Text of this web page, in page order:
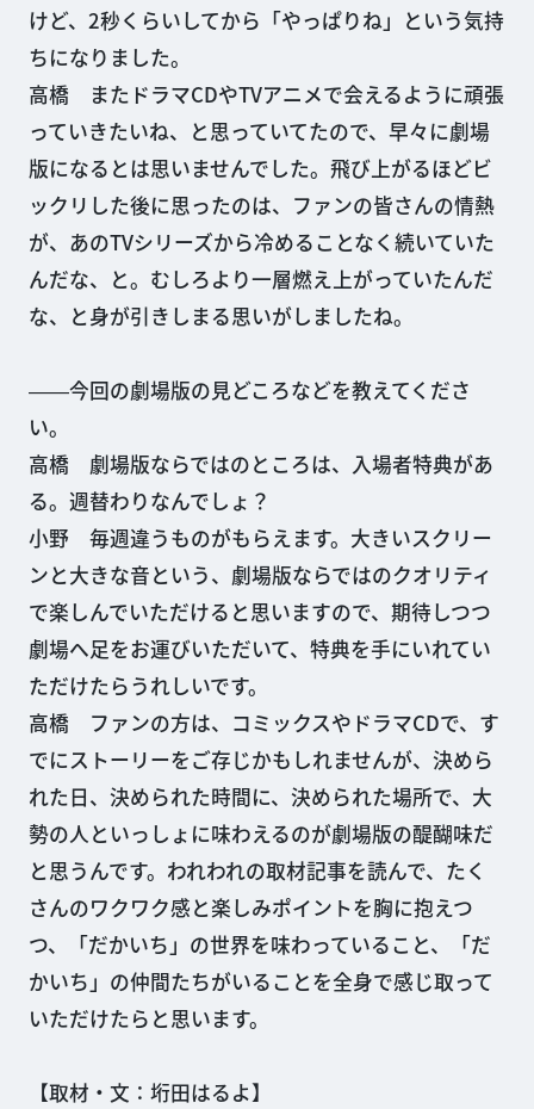
けど、2秒くらいしてから「やっぱりね」という気持
ちになりました。
高橋 またドラマCDやTVアニメで会えるように頑張
っていきたいね、と思っていてたので、早々に劇場
版になるとは思いませんでした。飛び上がるほどビ
ックリした後に思ったのは、ファンの皆さんの情熱
が、あのTVシリーズから冷めることなく続いていた
んだな、と。むしろより一層燃え上がっていたんだ
な、と身が引きしまる思いがしましたね。
――今回の劇場版の見どころなどを教えてくださ
い。
高橋 劇場版ならではのところは、入場者特典があ
る。週替わりなんでしょ？
小野 毎週違うものがもらえます。大きいスクリー
ンと大きな音という、劇場版ならではのクオリティ
で楽しんでいただけると思いますので、期待しつつ
劇場へ足をお運びいただいて、特典を手にいれてい
ただけたらうれしいです。
高橋 ファンの方は、コミックスやドラマCDで、す
でにストーリーをご存じかもしれませんが、決めら
れた日、決められた時間に、決められた場所で、大
勢の人といっしょに味わえるのが劇場版の醍醐味だ
と思うんです。われわれの取材記事を読んで、たく
さんのワクワク感と楽しみポイントを胸に抱えつ
つ、「だかいち」の世界を味わっていること、「だ
かいち」の仲間たちがいることを全身で感じ取って
いただけたらと思います。
【取材・文：垳田はるよ】